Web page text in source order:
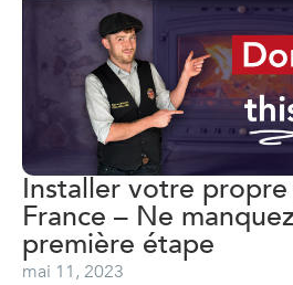
Installer votre
France – Ne
première étape
mai 11, 2023